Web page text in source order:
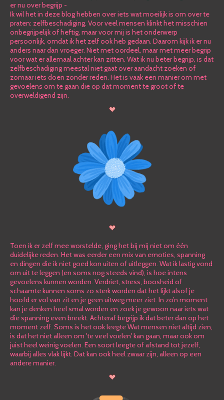
er nu over begrijp -
Ik wil het in deze blog hebben over iets wat moeilijk is om over te
praten: zelfbeschadiging. Voor veel mensen klinkt het misschien
onbegrijpelijk of heftig, maar voor mij is het onderwerp
persoonlijk, omdat ik het zelf ook heb gedaan. Daarom kijk ik er nu
anders naar dan vroeger. Niet met oordeel, maar met meer begrip
voor wat er allemaal achter kan zitten. Wat ik nu beter begrijp, is dat
zelfbeschadiging meestal niet gaat over aandacht zoeken of
zomaar iets doen zonder reden. Het is vaak een manier om met
gevoelens om te gaan die op dat moment te groot of te
overweldigend zijn.
Toen ik er zelf mee worstelde, ging het bij mij niet om één
duidelijke reden. Het was eerder een mix van emoties, spanning
en dingen die ik niet goed kon uiten of uitleggen. Wat ik lastig vond
om uit te leggen (en soms nog steeds vind), is hoe intens
gevoelens kunnen worden. Verdriet, stress, boosheid of
schaamte kunnen soms zo sterk worden dat het lijkt alsof je
hoofd er vol van zit en je geen uitweg meer ziet. In zo’n moment
kan je denken heel smal worden en zoek je gewoon naar iets wat
die spanning even breekt. Achteraf begrijp ik dat beter dan op het
moment zelf. Soms is het ook leegte Wat mensen niet altijd zien,
is dat het niet alleen om 'te veel voelen' kan gaan, maar ook om
juist heel weinig voelen. Een soort leegte of afstand tot jezelf,
waarbij alles vlak lijkt. Dat kan ook heel zwaar zijn, alleen op een
andere manier.